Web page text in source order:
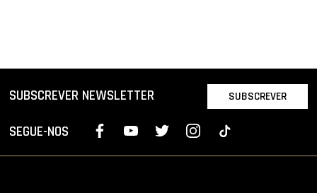
SUBSCREVER NEWSLETTER SUBSCREVER
SEGUE-NOS